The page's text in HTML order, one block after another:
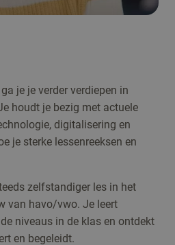
je je verder verdiepen in
houdt je bezig met actuele
digitalisering en
je sterke lessenreeksen en
zelfstandiger les in het
van havo/vwo. Je leert
niveaus in de klas en ontdekt
en begeleidt.